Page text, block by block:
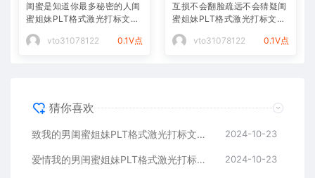
闺蜜是知道你最多秘密的人闺
蜜姐妹PLT格式激光打标文件
通用矢量图
vto31078122
0.1V点
互损不会翻脸疏远不会猜疑闺
蜜姐妹PLT格式激光打标文件
通用矢量图
vto31078122
0.1V点
猜你喜欢
致我的男闺蜜姐妹PLT格式激光打标文件通用矢量图 2024-10-23
爱情我的男闺蜜姐妹PLT格式激光打标文件通用矢量图 2024-10-23